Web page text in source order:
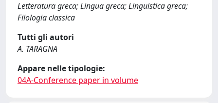
Letteratura greca; Lingua greca; Linguistica greca;
Filologia classica
Tutti gli autori
A. TARAGNA
Appare nelle tipologie:
04A-Conference paper in volume